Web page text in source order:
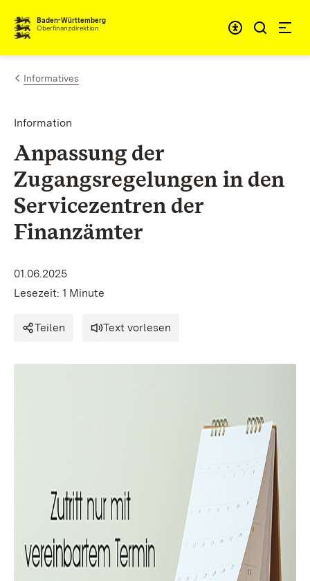
Zum Inhalt springen
Baden-Württemberg
Oberfinanzdirektion
Informatives
Information
Anpassung der
Zugangsregelungen in den
Servicezentren der
Finanzämter
01.06.2025
Lesezeit: 1 Minute
Teilen Text vorlesen